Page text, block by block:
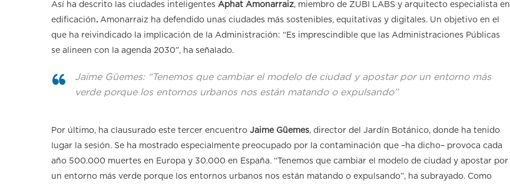
Así ha descrito las ciudades inteligentes Aphat Amonarraiz, miembro de ZUBI LABS y arquitecto especialista en
edificación. Amonarraiz ha defendido unas ciudades más sostenibles, equitativas y digitales. Un objetivo en el
que ha reivindicado la implicación de la Administración: “Es imprescindible que las Administraciones Públicas
se alineen con la agenda 2030”, ha señalado.
Jaime Güemes: “Tenemos que cambiar el modelo de ciudad y apostar por un entorno más
verde porque los entornos urbanos nos están matando o expulsando”
Por último, ha clausurado este tercer encuentro Jaime Güemes, director del Jardín Botánico, donde ha tenido
lugar la sesión. Se ha mostrado especialmente preocupado por la contaminación que –ha dicho– provoca cada
año 500.000 muertes en Europa y 30.000 en España. “Tenemos que cambiar el modelo de ciudad y apostar por
un entorno más verde porque los entornos urbanos nos están matando o expulsando”, ha subrayado. Como